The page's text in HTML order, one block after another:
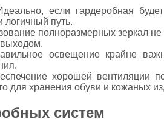
если гардеробная
путь.
полноразмерных зеркал не
освещение крайне
хорошей вентиляции
для хранения обуви и кожаных
систем